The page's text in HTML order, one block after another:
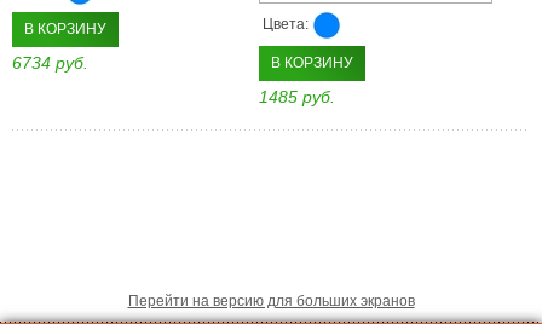
В КОРЗИНУ
6734 руб.
Цвета:
В КОРЗИНУ
1485 руб.
Перейти на версию для больших экранов